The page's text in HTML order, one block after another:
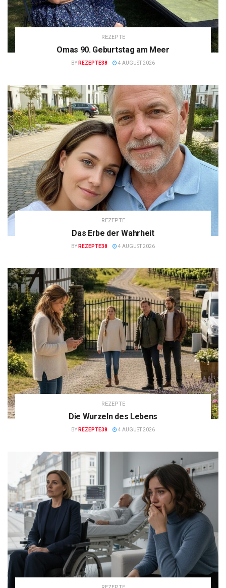
REZEPTE
Omas 90. Geburtstag am Meer
BY REZEPTE38 4 AUGUST 2026
REZEPTE
Das Erbe der Wahrheit
BY REZEPTE38 4 AUGUST 2026
REZEPTE
Die Wurzeln des Lebens
BY REZEPTE38 4 AUGUST 2026